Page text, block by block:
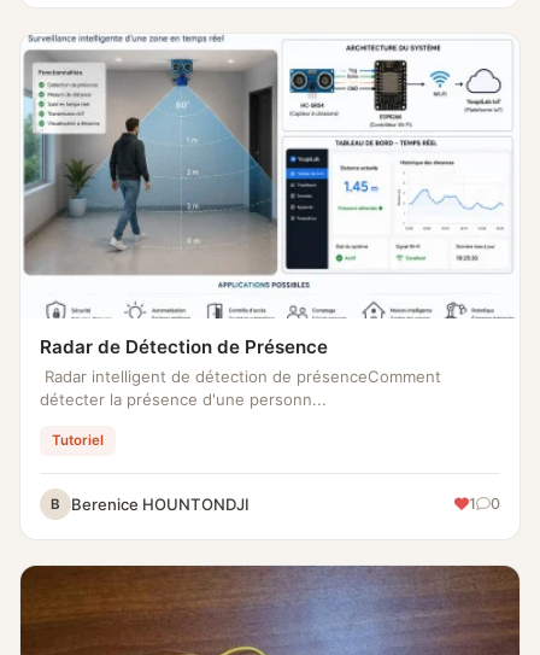
Radar de Détection de Présence
Radar intelligent de détection de présenceComment
détecter la présence d'une personn...
Tutoriel
B Berenice HOUNTONDJI 1 0